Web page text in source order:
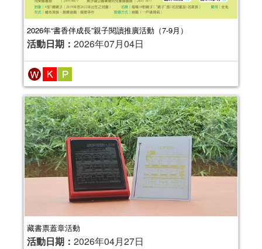
2026年“書香伴成長”親子閱讀推廣活動（7-9月）
活動日期： 2026年07月04日
藏書票蓋章活動
活動日期： 2026年04月27日